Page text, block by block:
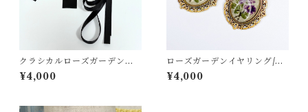
クラシカルローズガーデンワ
ンピース用編み上げリボンセ
ット
¥4,000
ローズガーデンイヤリング/ピ
アス
¥4,000